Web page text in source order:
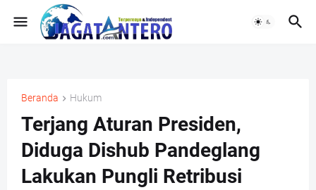
Beranda Hukum
Terjang Aturan Presiden,
Diduga Dishub Pandeglang
Lakukan Pungli Retribusi